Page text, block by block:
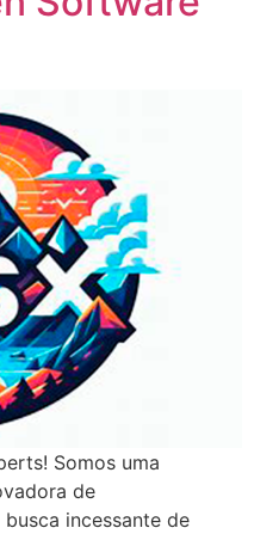
Somos uma
de
incessante de